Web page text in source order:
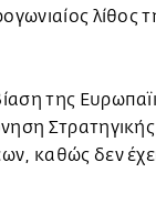
λίθος
της
καθώς δεν